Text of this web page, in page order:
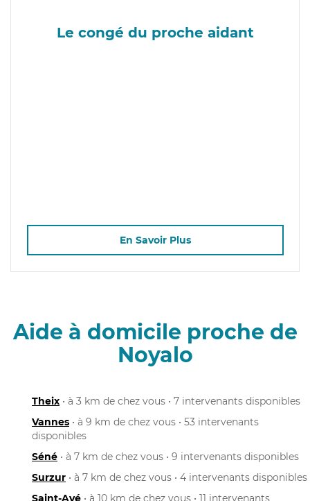
Le congé du proche aidant
En Savoir Plus
Aide à domicile proche de
Noyalo
Theix • à 3 km de chez vous • 7 intervenants disponibles
Vannes • à 9 km de chez vous • 53 intervenants
disponibles
Séné • à 7 km de chez vous • 9 intervenants disponibles
Surzur • à 7 km de chez vous • 4 intervenants disponibles
Saint-Avé • à 10 km de chez vous • 11 intervenants